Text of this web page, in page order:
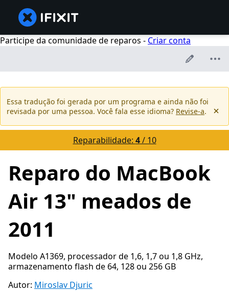
Participe da comunidade de reparos - Criar conta
Essa tradução foi gerada por um programa e ainda não foi
revisada por uma pessoa. Você fala esse idioma? Revise-a.
Reparabilidade: 4/ 10
Reparo do MacBook
Air 13" meados de
2011
Modelo A1369, processador de 1,6, 1,7 ou 1,8 GHz,
armazenamento flash de 64, 128 ou 256 GB
Autor: Miroslav Djuric